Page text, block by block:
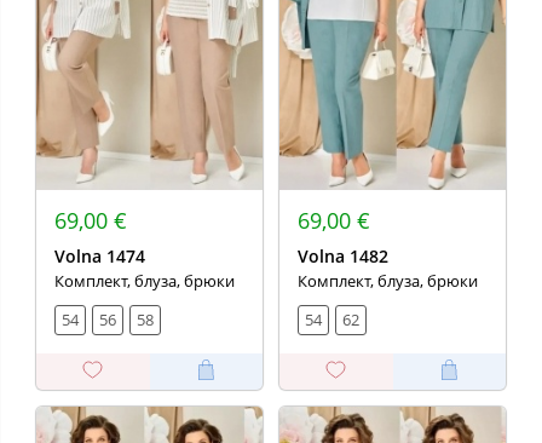
69,00 €
Volna 1474
Комплект, блуза, брюки
54
56 58
69,00 €
Volna 1482
Комплект, блуза, брюки
54
62